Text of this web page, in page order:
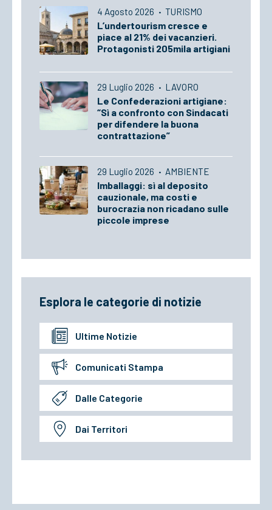
4 Agosto 2026 · TURISMO
L’undertourism cresce e
piace al 21% dei vacanzieri.
Protagonisti 205mila artigiani
29 Luglio 2026 · LAVORO
Le Confederazioni artigiane:
“Sì a confronto con Sindacati
per difendere la buona
contrattazione”
29 Luglio 2026 · AMBIENTE
Imballaggi: sì al deposito
cauzionale, ma costi e
burocrazia non ricadano sulle
piccole imprese
Esplora le categorie di notizie
Ultime Notizie
Comunicati Stampa
Dalle Categorie
Dai Territori